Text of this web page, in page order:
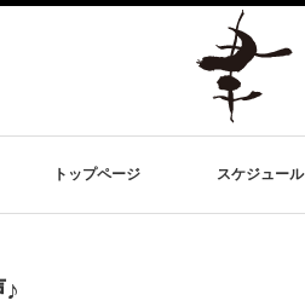
トップページ スケジュール